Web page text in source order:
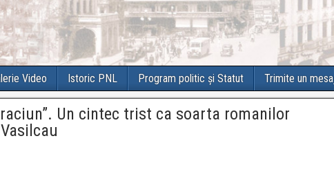
Video Istoric PNL Program politic și Statut Trimite un
Un cintec trist ca soarta romanilor